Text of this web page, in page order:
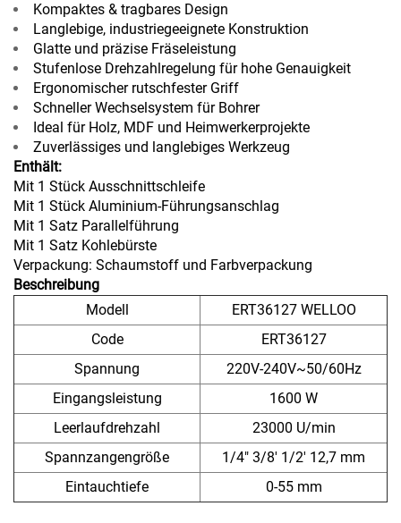
Kompaktes & tragbares Design
Langlebige, industriegeeignete Konstruktion
Glatte und präzise Fräseleistung
Stufenlose Drehzahlregelung für hohe Genauigkeit
Ergonomischer rutschfester Griff
Schneller Wechselsystem für Bohrer
Ideal für Holz, MDF und Heimwerkerprojekte
Zuverlässiges und langlebiges Werkzeug
Enthält:
Mit 1 Stück Ausschnittschleife
Mit 1 Stück Aluminium-Führungsanschlag
Mit 1 Satz Parallelführung
Mit 1 Satz Kohlebürste
Verpackung: Schaumstoff und Farbverpackung
Beschreibung
Modell
ERT36127 WELLOO
Code
ERT36127
Spannung
220V-240V~50/60Hz
Eingangsleistung
1600 W
Leerlaufdrehzahl
23000 U/min
Spannzangengröße
1/4" 3/8' 1/2' 12,7 mm
Eintauchtiefe
0-55 mm